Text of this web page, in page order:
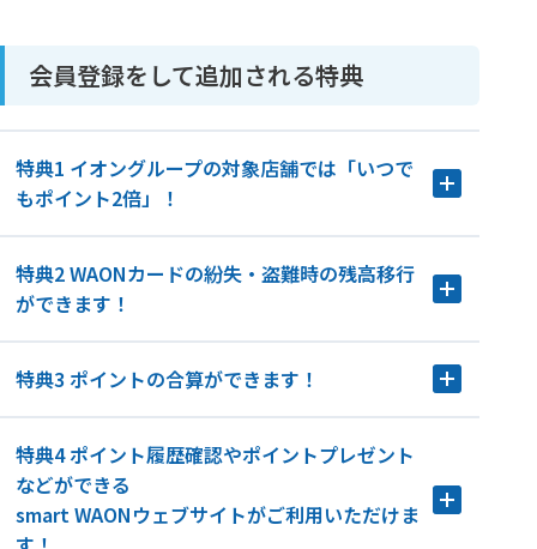
会員登録をして追加される特典
特典1 イオングループの対象店舗では「いつで
もポイント2倍」！
特典2 WAONカードの紛失・盗難時の残高移行
ができます！
特典3 ポイントの合算ができます！
特典4 ポイント履歴確認やポイントプレゼント
などができる
smart WAONウェブサイトがご利用いただけま